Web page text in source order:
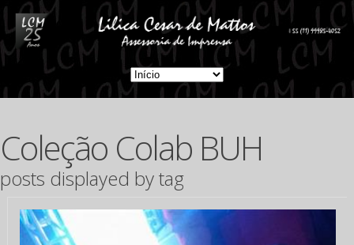
Coleção Colab BUH
posts displayed by tag